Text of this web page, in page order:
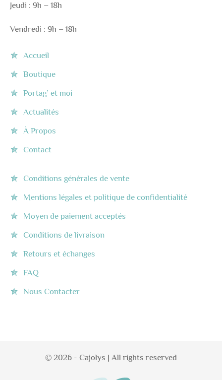
Jeudi : 9h – 18h
Vendredi : 9h – 18h
Accueil
Boutique
Portag’ et moi
Actualités
À Propos
Contact
Conditions générales de vente
Mentions légales et politique de confidentialité
Moyen de paiement acceptés
Conditions de livraison
Retours et échanges
FAQ
Nous Contacter
© 2026 - Cajolys | All rights reserved